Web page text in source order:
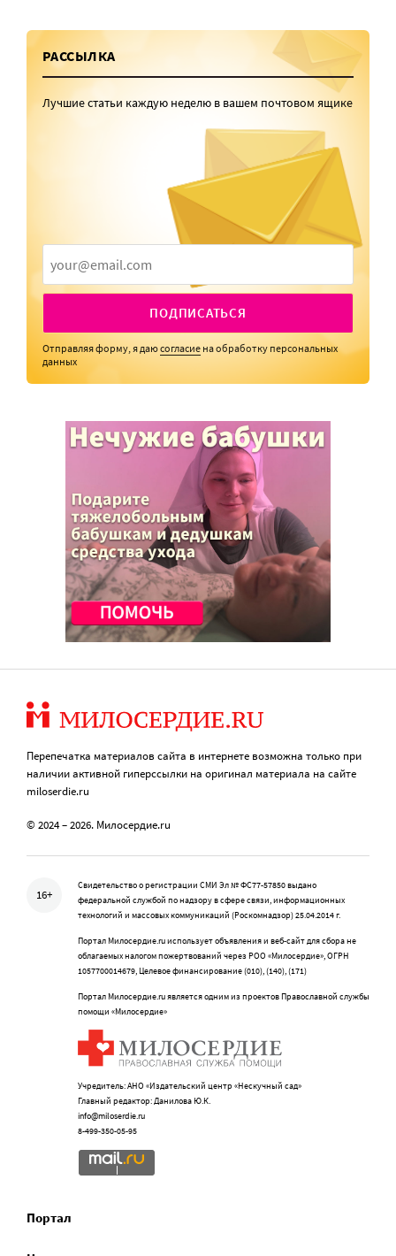
РАССЫЛКА
Лучшие статьи каждую неделю в вашем почтовом ящике
ПОДПИСАТЬСЯ
Отправляя форму, я даюсогласие на обработку персональных
данных
Перепечатка материалов сайта в интернете возможна только при
наличии активной гиперссылки на оригинал материала на сайте
miloserdie.ru
© 2024 – 2026. Милосердие.ru
16+
Свидетельство о регистрации СМИ Эл № ФС77-57850 выдано
федеральной службой по надзору в сфере связи, информационных
технологий и массовых коммуникаций (Роскомнадзор) 25.04.2014 г.
Портал Милосердие.ru использует объявления и веб-сайт для сбора не
облагаемых налогом пожертвований через РОО «Милосердие», ОГРН
1057700014679, Целевое финансирование (010), (140), (171)
Портал Милосердие.ru является одним из проектов Православной службы
помощи «Милосердие»
Учредитель: АНО «Издательский центр «Нескучный сад»
Главный редактор: Данилова Ю.К.
info@miloserdie.ru
8-499-350-05-95
Портал